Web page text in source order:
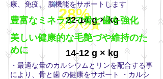
28%
タンパク質
22-14 g × kg
14-12 g × kg
康、免疫、 脳機能をサポートします
豊富なミネラルで骨と歯を強化
美しい健康的な毛艶づや維持のた
めに
・最適な量のカルシウムとリンを配合する事
により、骨と歯 の健康をサポート ・カルシ